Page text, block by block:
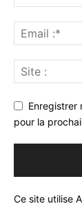
Enregistrer
pour la
Ce site utilise